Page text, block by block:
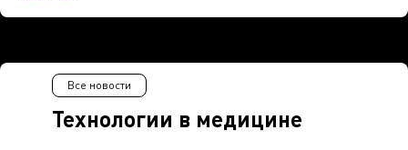
Технологии в медицине
Все новости